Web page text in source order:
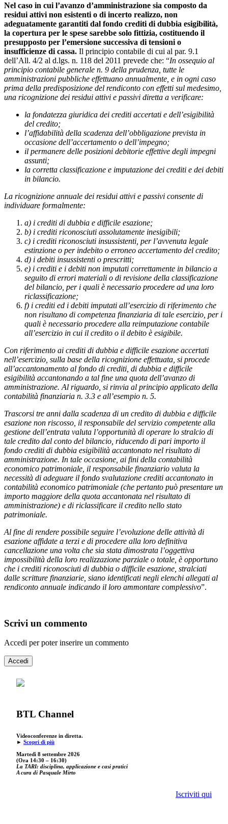
Nel caso in cui l’avanzo d’amministrazione sia composto da
residui attivi non esistenti o di incerto realizzo, non
adeguatamente garantiti dal fondo crediti di dubbia esigibilità,
la copertura per le spese sarebbe solo fittizia, costituendo il
presupposto per l’emersione successiva di tensioni o
insufficienze di cassa. Il principio contabile di cui al par. 9.1
dell’All. 4/2 al d.lgs. n. 118 del 2011 prevede che: “In ossequio al
principio contabile generale n. 9 della prudenza, tutte le
amministrazioni pubbliche effettuano annualmente, e in ogni caso
prima della predisposizione del rendiconto con effetti sul medesimo,
una ricognizione dei residui attivi e passivi diretta a verificare:
la fondatezza giuridica dei crediti accertati e dell’esigibilità
del credito;
l’affidabilità della scadenza dell’obbligazione prevista in
occasione dell’accertamento o dell’impegno;
il permanere delle posizioni debitorie effettive degli impegni
assunti;
la corretta classificazione e imputazione dei crediti e dei debiti
in bilancio.
La ricognizione annuale dei residui attivi e passivi consente di
individuare formalmente:
a) i crediti di dubbia e difficile esazione;
b) i crediti riconosciuti assolutamente inesigibili;
c) i crediti riconosciuti insussistenti, per l’avvenuta legale
estinzione o per indebito o erroneo accertamento del credito;
d) i debiti insussistenti o prescritti;
e) i crediti e i debiti non imputati correttamente in bilancio a
seguito di errori materiali o di revisione della classificazione
del bilancio, per i quali è necessario procedere ad una loro
riclassificazione;
f) i crediti ed i debiti imputati all’esercizio di riferimento che
non risultano di competenza finanziaria di tale esercizio, per i
quali è necessario procedere alla reimputazione contabile
all’esercizio in cui il credito o il debito è esigibile.
Con riferimento ai crediti di dubbia e difficile esazione accertati
nell’esercizio, sulla base della ricognizione effettuata, si procede
all’accantonamento al fondo di crediti, di dubbia e difficile
esigibilità accantonando a tal fine una quota dell’avanzo di
amministrazione. Al riguardo, si rinvia al principio applicato della
contabilità finanziaria n. 3.3 e all’esempio n. 5.
Trascorsi tre anni dalla scadenza di un credito di dubbia e difficile
esazione non riscosso, il responsabile del servizio competente alla
gestione dell’entrata valuta l’opportunità di operare lo stralcio di
tale credito dal conto del bilancio, riducendo di pari importo il
fondo crediti di dubbia esigibilità accantonato nel risultato di
amministrazione. In tale occasione, ai fini della contabilità
economico patrimoniale, il responsabile finanziario valuta la
necessità di adeguare il fondo svalutazione crediti accantonato in
contabilità economico patrimoniale (che pertanto può presentare un
importo maggiore della quota accantonata nel risultato di
amministrazione) e di riclassificare il credito nello stato
patrimoniale.
Al fine di rendere possibile seguire l’evoluzione delle attività di
esazione affidate a terzi e di procedere alla loro definitiva
cancellazione una volta che sia stata dimostrata l’oggettiva
impossibilità della loro realizzazione parziale o totale, è opportuno
che i crediti riconosciuti di dubbia o difficile esazione, stralciati
dalle scritture finanziarie, siano identificati negli elenchi allegati al
rendiconto annuale indicando il loro ammontare complessivo”.
Scrivi un commento
Accedi per poter inserire un commento
Accedi
BTL Channel
Videoconferenze in diretta.
► Scopri di più
Martedì 8 settembre 2026
(Ora 14:30 – 16:30)
La TARI: disciplina, applicazione e casi pratici
A cura di Pasquale Mirto
Iscriviti qui